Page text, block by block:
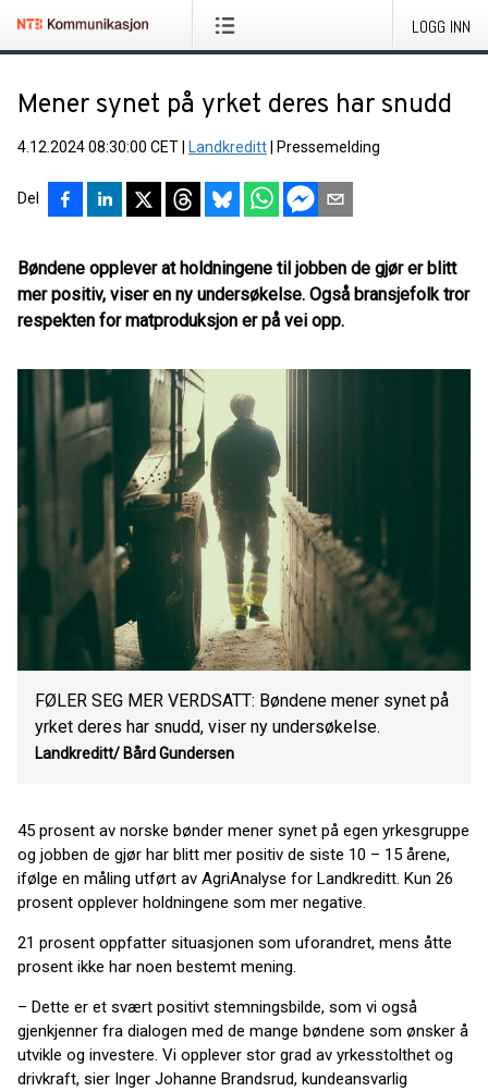
LOGG INN
Mener synet på yrket deres har snudd
4.12.2024 08:30:00 CET Landkreditt Pressemelding
Del
Bøndene opplever at holdningene til jobben de gjør er blitt
mer positiv, viser en ny undersøkelse. Også bransjefolk tror
respekten for matproduksjon er på vei opp.
FØLER SEG MER VERDSATT: Bøndene mener synet på
yrket deres har snudd, viser ny undersøkelse.
Landkreditt/ Bård Gundersen
45 prosent av norske bønder mener synet på egen yrkesgruppe
og jobben de gjør har blitt mer positiv de siste 10 – 15 årene,
ifølge en måling utført av AgriAnalyse for Landkreditt. Kun 26
prosent opplever holdningene som mer negative.
21 prosent oppfatter situasjonen som uforandret, mens åtte
prosent ikke har noen bestemt mening.
– Dette er et svært positivt stemningsbilde, som vi også
gjenkjenner fra dialogen med de mange bøndene som ønsker å
utvikle og investere. Vi opplever stor grad av yrkesstolthet og
drivkraft, sier Inger Johanne Brandsrud, kundeansvarlig